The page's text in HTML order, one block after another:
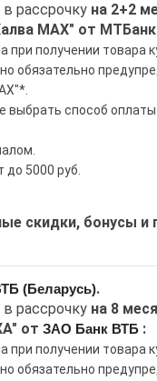
рассрочку на 2+2
MAX" от
получении товара
обязательно
выбрать способ оплаты
5000 руб.
бонусы и
(Беларусь).
рассрочку на 8
от ЗАО Банк ВТБ :
получении товара
обязательно